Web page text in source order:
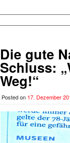
Die gute
Schluss:
Weg!“
Posted on 17. Dezember